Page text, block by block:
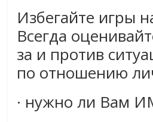
Избегайте игры
Всегда
за и против
по отношению
· нужно ли Вам